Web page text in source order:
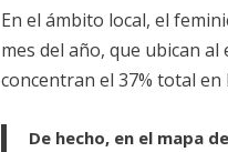
En el ámbito local, el
mes del año, que ubican
concentran el 37% total en
De hecho, en el mapa